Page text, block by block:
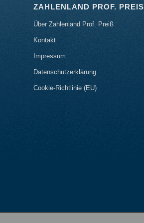
ZAHLENLAND PROF. PREISS
Über Zahlenland Prof. Preiß
Kontakt
Impressum
Datenschutzerklärung
Cookie-Richtlinie (EU)